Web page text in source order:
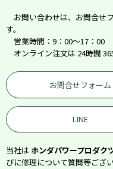
お問い合わせは、お問合せ
す。
営業時間：9：00～17：
オンライン注文は 24時間
お問合せフォーム
LINE
当社は ホンダパワープロダク
びに修理について質問等ござ